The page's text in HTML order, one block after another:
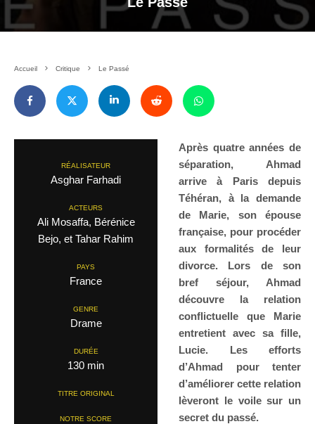
Accueil Critique Le Passé
RÉALISATEUR
Asghar Farhadi
ACTEURS
Ali Mosaffa, Bérénice
Bejo, et Tahar Rahim
PAYS
France
GENRE
Drame
DURÉE
130 min
TITRE ORIGINAL
NOTRE SCORE
Après quatre années de
séparation, Ahmad
arrive à Paris depuis
Téhéran, à la demande
de Marie, son épouse
française, pour procéder
aux formalités de leur
divorce. Lors de son
bref séjour, Ahmad
découvre la relation
conflictuelle que Marie
entretient avec sa fille,
Lucie. Les efforts
d’Ahmad pour tenter
d’améliorer cette relation
lèveront le voile sur un
secret du passé.